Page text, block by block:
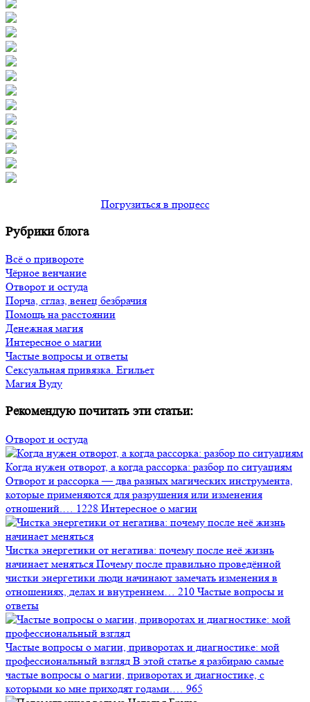
Погрузиться в процесс
Рубрики блога
Всё о привороте
Чёрное венчание
Отворот и остуда
Порча, сглаз, венец безбрачия
Помощь на расстоянии
Денежная магия
Интересное о магии
Частые вопросы и ответы
Сексуальная привязка. Егильет
Магия Вуду
Рекомендую почитать эти статьи:
Отворот и остуда
Когда нужен отворот, а когда рассорка: разбор по ситуациям
Отворот и рассорка — два разных магических инструмента,
которые применяются для разрушения или изменения
отношений.…
1228 Интересное о магии
Чистка энергетики от негатива: почему после неё жизнь
начинает меняться Почему после правильно проведённой
чистки энергетики люди начинают замечать изменения в
отношениях, делах и внутреннем…
210 Частые вопросы и
ответы
Частые вопросы о магии, приворотах и диагностике: мой
профессиональный взгляд В этой статье я разбираю самые
частые вопросы о магии, приворотах и диагностике, с
которыми ко мне приходят годами.…
965